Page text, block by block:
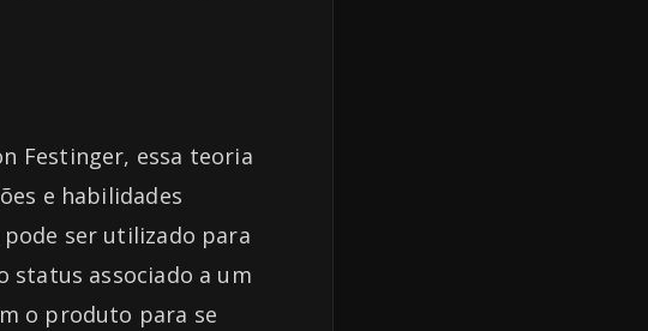
Festinger, essa teoria
e habilidades
ser utilizado para
status associado a um
o produto para se